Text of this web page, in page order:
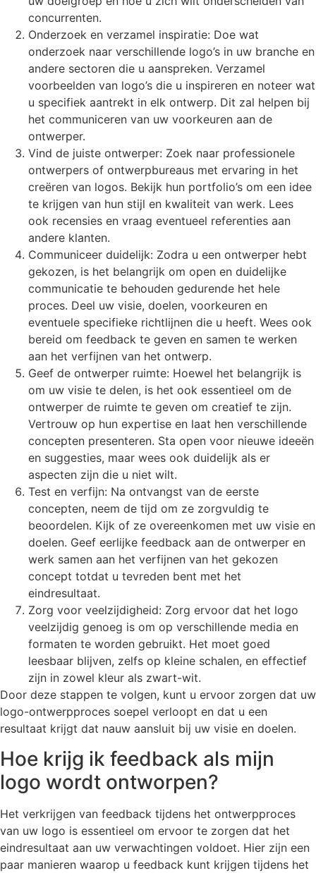
concurrenten.
Onderzoek en verzamel inspiratie: Doe wat
onderzoek naar verschillende logo’s in uw branche en
andere sectoren die u aanspreken. Verzamel
voorbeelden van logo’s die u inspireren en noteer wat
u specifiek aantrekt in elk ontwerp. Dit zal helpen bij
het communiceren van uw voorkeuren aan de
ontwerper.
Vind de juiste ontwerper: Zoek naar professionele
ontwerpers of ontwerpbureaus met ervaring in het
creëren van logos. Bekijk hun portfolio’s om een idee
te krijgen van hun stijl en kwaliteit van werk. Lees
ook recensies en vraag eventueel referenties aan
andere klanten.
Communiceer duidelijk: Zodra u een ontwerper hebt
gekozen, is het belangrijk om open en duidelijke
communicatie te behouden gedurende het hele
proces. Deel uw visie, doelen, voorkeuren en
eventuele specifieke richtlijnen die u heeft. Wees ook
bereid om feedback te geven en samen te werken
aan het verfijnen van het ontwerp.
Geef de ontwerper ruimte: Hoewel het belangrijk is
om uw visie te delen, is het ook essentieel om de
ontwerper de ruimte te geven om creatief te zijn.
Vertrouw op hun expertise en laat hen verschillende
concepten presenteren. Sta open voor nieuwe ideeën
en suggesties, maar wees ook duidelijk als er
aspecten zijn die u niet wilt.
Test en verfijn: Na ontvangst van de eerste
concepten, neem de tijd om ze zorgvuldig te
beoordelen. Kijk of ze overeenkomen met uw visie en
doelen. Geef eerlijke feedback aan de ontwerper en
werk samen aan het verfijnen van het gekozen
concept totdat u tevreden bent met het
eindresultaat.
Zorg voor veelzijdigheid: Zorg ervoor dat het logo
veelzijdig genoeg is om op verschillende media en
formaten te worden gebruikt. Het moet goed
leesbaar blijven, zelfs op kleine schalen, en effectief
zijn in zowel kleur als zwart-wit.
Door deze stappen te volgen, kunt u ervoor zorgen dat uw
logo-ontwerpproces soepel verloopt en dat u een
resultaat krijgt dat nauw aansluit bij uw visie en doelen.
Hoe krijg ik feedback als mijn
logo wordt ontworpen?
Het verkrijgen van feedback tijdens het ontwerpproces
van uw logo is essentieel om ervoor te zorgen dat het
eindresultaat aan uw verwachtingen voldoet. Hier zijn een
paar manieren waarop u feedback kunt krijgen tijdens het